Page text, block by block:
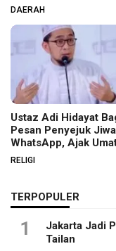
DAERAH
Ustaz Adi Hidayat
Pesan Penyejuk
WhatsApp, Ajak
Menata Hati dan Iman
RELIGI
TERPOPULER
1
Jakarta Jadi
Tailan